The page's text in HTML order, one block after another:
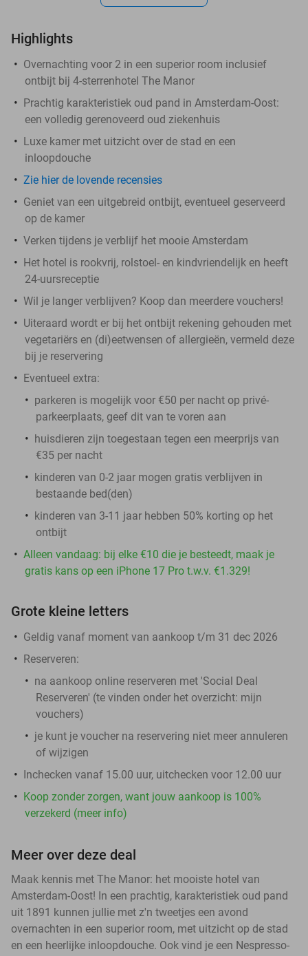
Highlights
Overnachting voor 2 in een superior room inclusief
ontbijt bij 4-sterrenhotel The Manor
Prachtig karakteristiek oud pand in Amsterdam-Oost:
een volledig gerenoveerd oud ziekenhuis
Luxe kamer met uitzicht over de stad en een
inloopdouche
Zie hier de lovende recensies
Geniet van een uitgebreid ontbijt, eventueel geserveerd
op de kamer
Verken tijdens je verblijf het mooie Amsterdam
Het hotel is rookvrij, rolstoel- en kindvriendelijk en heeft
24-uursreceptie
Wil je langer verblijven? Koop dan meerdere vouchers!
Uiteraard wordt er bij het ontbijt rekening gehouden met
vegetariërs en (di)eetwensen of allergieën, vermeld deze
bij je reservering
Eventueel extra:
parkeren is mogelijk voor €50 per nacht op privé-
parkeerplaats, geef dit van te voren aan
huisdieren zijn toegestaan tegen een meerprijs van
€35 per nacht
kinderen van 0-2 jaar mogen gratis verblijven in
bestaande bed(den)
kinderen van 3-11 jaar hebben 50% korting op het
ontbijt
Alleen vandaag: bij elke €10 die je besteedt, maak je
gratis kans op een iPhone 17 Pro t.w.v. €1.329!
Grote kleine letters
Geldig vanaf moment van aankoop t/m 31 dec 2026
Reserveren:
na aankoop online reserveren met 'Social Deal
Reserveren' (te vinden onder het overzicht: mijn
vouchers)
je kunt je voucher na reservering niet meer annuleren
of wijzigen
Inchecken vanaf 15.00 uur, uitchecken voor 12.00 uur
Koop zonder zorgen, want jouw aankoop is 100%
verzekerd (meer info)
Meer over deze deal
Maak kennis met The Manor: het mooiste hotel van
Amsterdam-Oost! In een prachtig, karakteristiek oud pand
uit 1891 kunnen jullie met z'n tweetjes een avond
overnachten in een superior room, met uitzicht op de stad
en een heerlijke inloopdouche. Ook vind je een Nespresso-